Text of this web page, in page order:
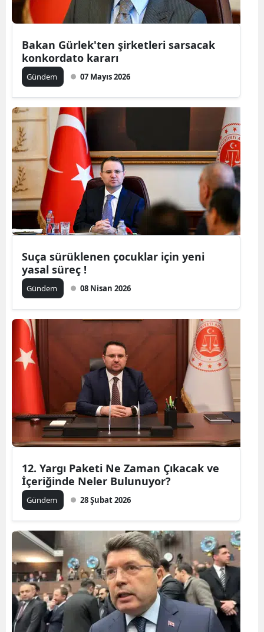
Erzincan
Giresun
Gümüşhane
Hakkari
Hatay
Mersin
Kastamonu
Kayseri
Kırklareli
Kırşehir
Kocaeli
Konya
Kütahya
Manisa
Mardin
Muğla
Muş
Bakan Gürlek'ten şirketleri sarsacak
konkordato kararı
Gündem 07 Mayıs 2026
Suça sürüklenen çocuklar için yeni
yasal süreç !
Gündem 08 Nisan 2026
12. Yargı Paketi Ne Zaman Çıkacak ve
İçeriğinde Neler Bulunuyor?
Gündem 28 Şubat 2026